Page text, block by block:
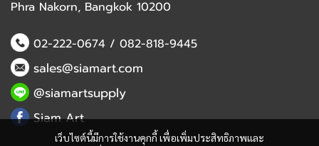
เว็บไซต์นี้มีการใช้งานคุกกี้ เพื่อเพิ่มประสิทธิภาพและ
Phra Nakorn, Bangkok 10200
02-222-0674/ 082-818-9445
sales@siamart.com
@siamartsupply
Siam Art